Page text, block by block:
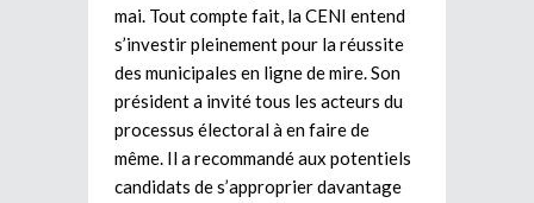
mai. Tout compte fait, la CENI entend
s’investir pleinement pour la réussite
des municipales en ligne de mire. Son
président a invité tous les acteurs du
processus électoral à en faire de
même. Il a recommandé aux potentiels
candidats de s’approprier davantage